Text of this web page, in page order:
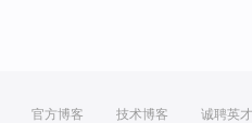
官方博客 技术博客 诚聘英才